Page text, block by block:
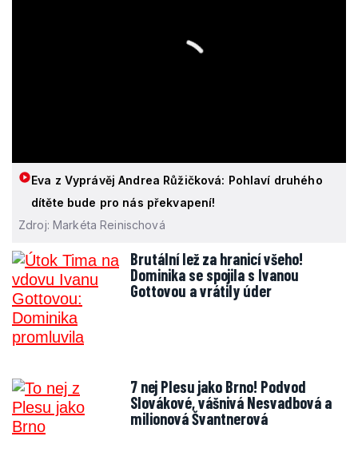
Eva z Vyprávěj Andrea Růžičková: Pohlaví druhého
dítěte bude pro nás překvapení!
Zdroj: Markéta Reinischová
Brutální lež za hranicí všeho!
Dominika se spojila s Ivanou
Gottovou a vrátily úder
7 nej Plesu jako Brno! Podvod
Slovákové, vášnivá Nesvadbová a
milionová Švantnerová